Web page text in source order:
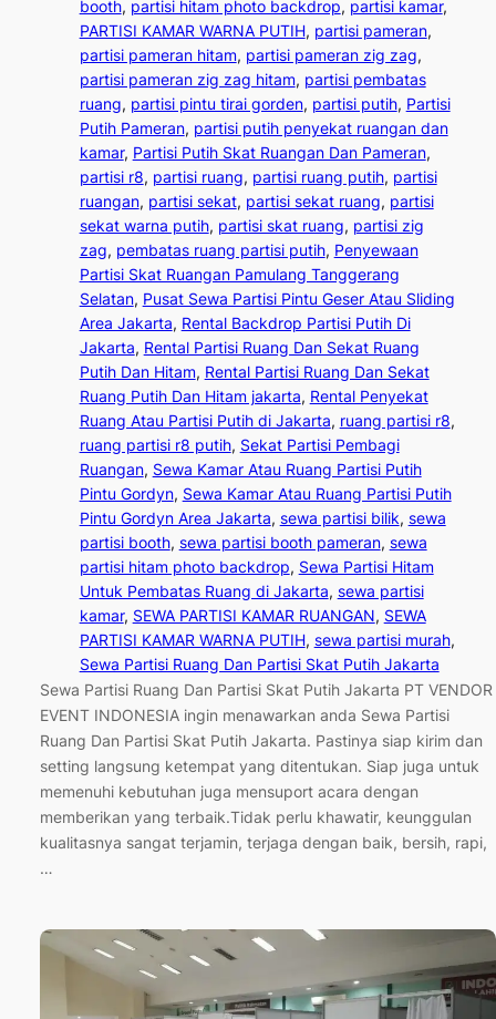
booth, partisi hitam photo backdrop, partisi kamar
PARTISI KAMAR WARNA PUTIH, partisi pameran
partisi pameran hitam, partisi pameran zig zag
partisi pameran zig zag hitam, partisi pembatas
ruang, partisi pintu tirai gorden, partisi putih, Partisi
Putih Pameran, partisi putih penyekat ruangan dan
kamar, Partisi Putih Skat Ruangan Dan Pameran
partisi r8, partisi ruang, partisi ruang putih, partisi
ruangan, partisi sekat, partisi sekat ruang, partisi
sekat warna putih, partisi skat ruang, partisi zig
zag, pembatas ruang partisi putih, Penyewaan
Partisi Skat Ruangan Pamulang Tanggerang
Selatan, Pusat Sewa Partisi Pintu Geser Atau Sliding
Area Jakarta, Rental Backdrop Partisi Putih Di
Jakarta, Rental Partisi Ruang Dan Sekat Ruang
Putih Dan Hitam, Rental Partisi Ruang Dan Sekat
Ruang Putih Dan Hitam jakarta, Rental Penyekat
Ruang Atau Partisi Putih di Jakarta, ruang partisi r8
ruang partisi r8 putih, Sekat Partisi Pembagi
Ruangan, Sewa Kamar Atau Ruang Partisi Putih
Pintu Gordyn, Sewa Kamar Atau Ruang Partisi Putih
Pintu Gordyn Area Jakarta, sewa partisi bilik, sewa
partisi booth, sewa partisi booth pameran, sewa
partisi hitam photo backdrop, Sewa Partisi Hitam
Untuk Pembatas Ruang di Jakarta, sewa partisi
kamar, SEWA PARTISI KAMAR RUANGAN, SEWA
PARTISI KAMAR WARNA PUTIH, sewa partisi murah
Sewa Partisi Ruang Dan Partisi Skat Putih Jakarta
Sewa Partisi Ruang Dan Partisi Skat Putih Jakarta PT VENDOR
EVENT INDONESIA ingin menawarkan anda Sewa Partisi
Ruang Dan Partisi Skat Putih Jakarta. Pastinya siap kirim dan
setting langsung ketempat yang ditentukan. Siap juga untuk
memenuhi kebutuhan juga mensuport acara dengan
memberikan yang terbaik.Tidak perlu khawatir, keunggulan
kualitasnya sangat terjamin, terjaga dengan baik, bersih, rapi,
…